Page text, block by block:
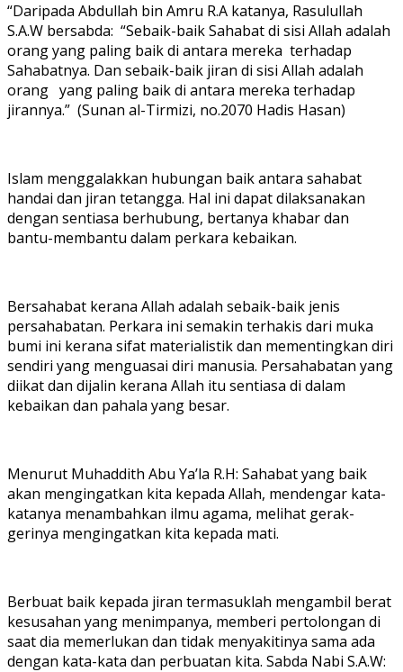
“Daripada Abdullah bin Amru R.A katanya, Rasulullah
S.A.W bersabda: “Sebaik-baik Sahabat di sisi Allah adalah
orang yang paling baik di antara mereka terhadap
Sahabatnya. Dan sebaik-baik jiran di sisi Allah adalah
orang yang paling baik di antara mereka terhadap
jirannya.” (Sunan al-Tirmizi, no.2070 Hadis Hasan)
Islam menggalakkan hubungan baik antara sahabat
handai dan jiran tetangga. Hal ini dapat dilaksanakan
dengan sentiasa berhubung, bertanya khabar dan
bantu-membantu dalam perkara kebaikan.
Bersahabat kerana Allah adalah sebaik-baik jenis
persahabatan. Perkara ini semakin terhakis dari muka
bumi ini kerana sifat materialistik dan mementingkan diri
sendiri yang menguasai diri manusia. Persahabatan yang
diikat dan dijalin kerana Allah itu sentiasa di dalam
kebaikan dan pahala yang besar.
Menurut Muhaddith Abu Ya’la R.H: Sahabat yang baik
akan mengingatkan kita kepada Allah, mendengar kata-
katanya menambahkan ilmu agama, melihat gerak-
gerinya mengingatkan kita kepada mati.
Berbuat baik kepada jiran termasuklah mengambil berat
kesusahan yang menimpanya, memberi pertolongan di
saat dia memerlukan dan tidak menyakitinya sama ada
dengan kata-kata dan perbuatan kita. Sabda Nabi S.A.W: